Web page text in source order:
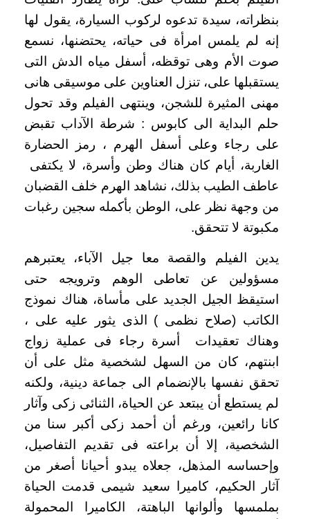
بنظراته، سيدة تدعوه لركوب السيارة، يقول لها
إنه لم يلمس امرأة فى حياته، يحتضنها، نسمع
صوت الأم وهى توقظه، أسفل مياه الدش التى
يستقبلها على، تنزل العناوين على موسيقى هانى
مهنى المثيرة للشجن، وينتهى الفيلم وقد تحول
حلم البداية الى كابوس : شرطة الآداب تقبض
على رجاء وعلى أسفل الهرم ، رمز الحضارة
الغاربة، أيام كان هناك وطن وأسرة، لا يكتفى
عاطف الطيب بذلك، نشاهد الهرم خلف القضبان
من وجهة نظر على، الوطن بأكمله سجين رغبات
مكبوتة لا تتحقق.
يدين الفيلم والقصة معا جيل الآباء، يعتبرهم
مسؤولين عن تعاطى الوهم وترويجه حتى
استيقظ الجيل الجديد على مأساة، هناك نموذج
الكاتب (صلاح نظمى ) الذى يثور عليه على ،
وهناك تعقيدات أسرة رجاء فى عملية زواج
ابنتهم، كان من السهل لشخصية مثل على أن
تحقق نفسها بالإنضمام الى جماعة دينية، ولكنه
لم يستطع أن يبتعد عن الحياة، الثنائى زكى وآثار
كانا رائعين، ورغم أن أحمد زكى أكبر سنا من
الشخصية، إلا أن براعته فى تقديم التفاصيل،
وإحساسه المذهل، جعلاه يبدو أحيانا أصغر من
آثار الحكيم، كاميرا سعيد شيمى قدمت الحياة
بملمسها وألوانها الباهتة، الكاميرا المحمولة